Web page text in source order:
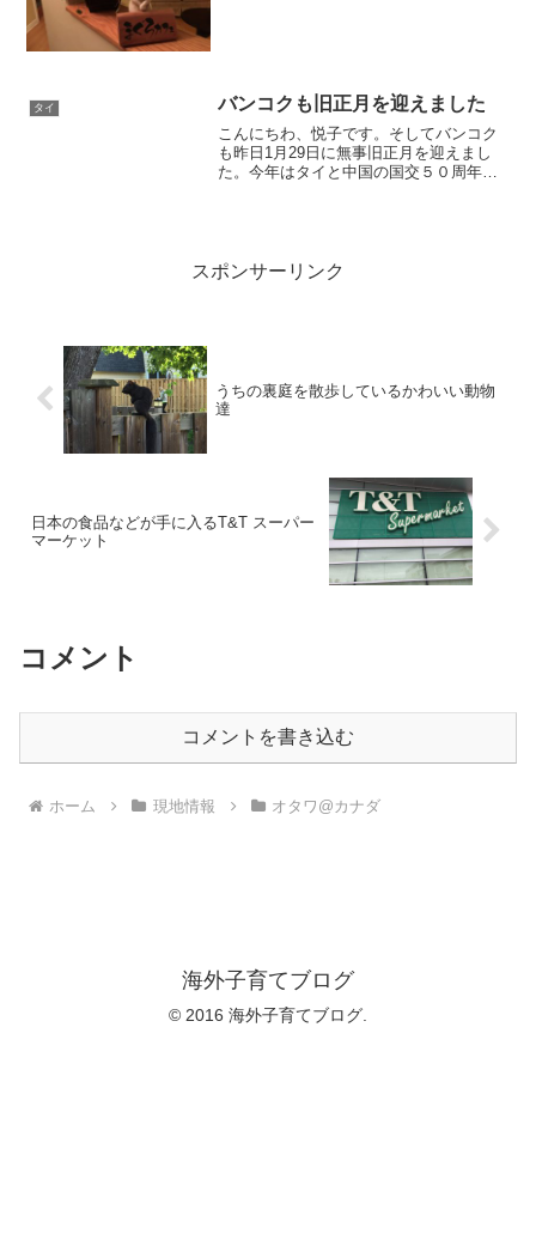
タイ バンコクも旧正月を迎えました
こんにちわ、悦子です。そしてバンコク
も昨日1月29日に無事旧正月を迎えまし
た。今年はタイと中国の国交５０周年と
スポンサーリンク
うちの裏庭を散歩しているかわいい動物
達
日本の食品などが手に入るT&T スーパー
マーケット
コメント
コメントを書き込む
ホーム 現地情報 オタワ@カナダ
海外子育てブログ
© 2016 海外子育てブログ.